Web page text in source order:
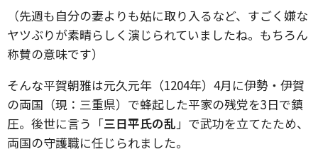
（先週も自分の妻よりも姑に取り入るなど、すごく嫌な
ヤツぶりが素晴らしく演じられていましたね。もちろん
称賛の意味です）
そんな平賀朝雅は元久元年（1204年）4月に伊勢・伊賀
の両国（現：三重県）で蜂起した平家の残党を3日で鎮
圧。後世に言う「三日平氏の乱」で武功を立てたため、
両国の守護職に任じられました。